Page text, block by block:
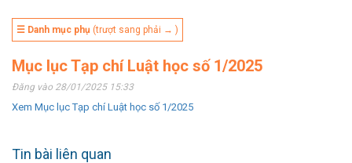
☰ Danh mục phụ (trượt sang phải → )
Mục lục Tạp chí Luật học số 1/2025
Đăng vào 28/01/2025 15:33
Xem Mục lục Tạp chí Luật học số 1/2025
Tin bài liên quan